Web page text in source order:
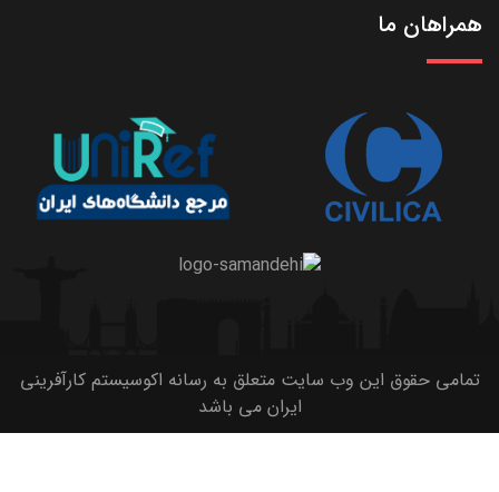
همراهان ما
تمامی حقوق این وب سایت متعلق به رسانه اکوسیستم کارآفرینی
ایران می باشد